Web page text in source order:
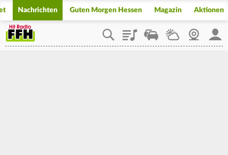
Nachrichten Guten Morgen Hessen Magazin Aktionen
PlaylistStaupilotWetterWebcam